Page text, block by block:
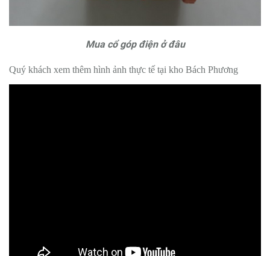
Mua cổ góp điện ở đâu
Quý khách xem thêm hình ảnh thực tế tại kho Bách Phương